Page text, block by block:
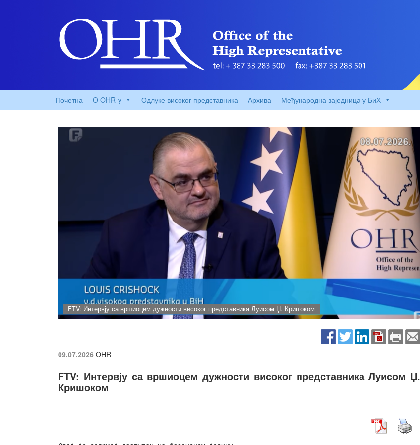
Почетна O OHR-у Одлуке високог представника Архива Међународна заједница у БиХ
FTV: Интервју са вршиоцем дужности високог представника Луисом Џ. Кришоком
09.07.2026 OHR
FTV: Интервју са вршиоцем дужности високог представника Луисом Џ.
Кришоком